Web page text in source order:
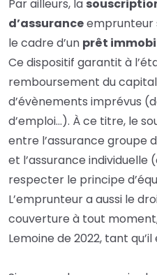
Par ailleurs, la
d’assuranceemprunteur
le cadre d’un prêt
Ce dispositif garantit à
remboursement du
d’évènements imprévus
d’emploi…). À ce titre, le
entre l’assurance groupe
et l’assurance
respecter le principe
L’emprunteur a aussi le
couverture à tout
Lemoine de 2022, tant